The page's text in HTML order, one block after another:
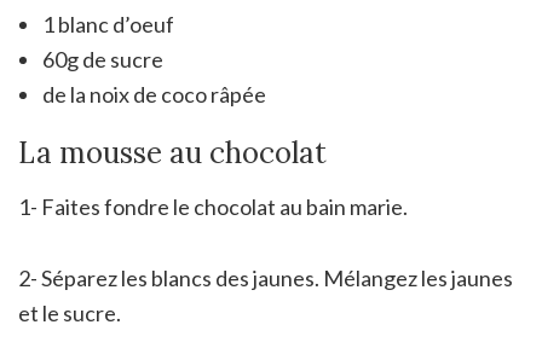
1 blanc d’oeuf
60g de sucre
de la noix de coco râpée
La mousse au chocolat
1- Faites fondre le chocolat au bain marie.
2- Séparez les blancs des jaunes. Mélangez les jaunes
et le sucre.